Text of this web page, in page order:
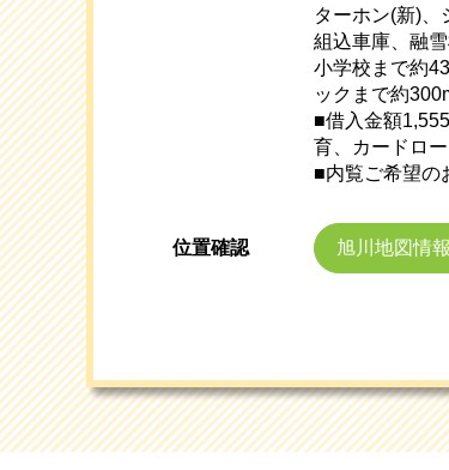
ターホン(新)
組込車庫、融
小学校まで約
ックまで約
■借入金額
育、カードロ
■内覧ご希望の
位置確認 旭川地図情報